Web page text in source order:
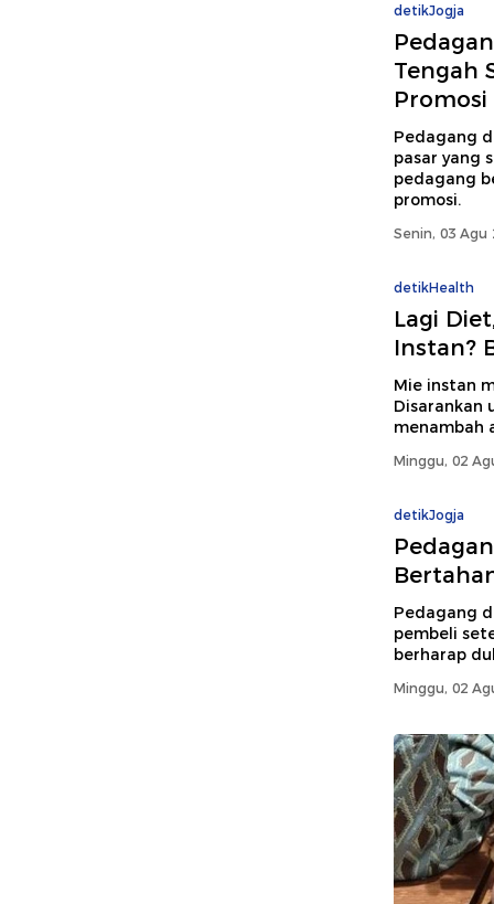
detikJogja
Tengah
Promosi
Pedagang
pasar yang
pedagang
promosi.
Senin, 03 Agu
detikHealth
Lagi
Instan?
Mie instan
Disarankan
menambah
Minggu, 02
detikJogja
Pedagang
pembeli
berharap
Minggu, 02